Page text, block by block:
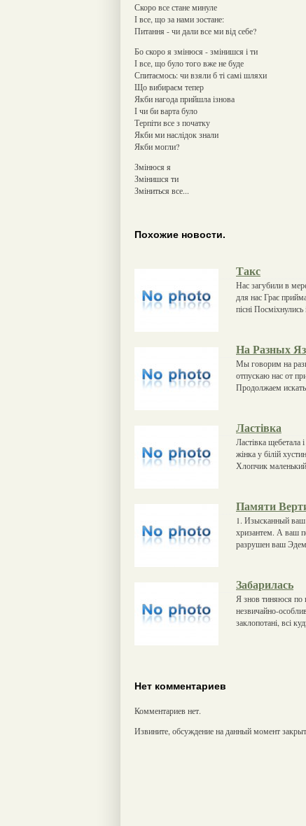
Скоро все стане минуле
І все, що за нами зостане:
Питання - чи дали все ми від себе?
Бо скоро я змінюся - змінишся і ти
І все, що було того вже не буде
Спитаємось: чи взяли б ті самі шляхи
Що вибираєм тепер
Якби нагода прийшла ізнова
І чи би варта було
Терпіти все з початку
Якби ми наслідок знали
Якби могли?
Змінюся я
Змінишся ти
Зміниться все...
Похожие новости.
Такс
Нас загубили в
для нас Грає
пісні Посміхнулись
На Разных
Мы говорим на
отпускаю нас от
Продолжаем
Ластівка
Ластівка щебетала
жінка у білій
Хлопчик
Памяти
1. Изысканный ваш
хризантем. А ваш
разрушен ваш
Забарилась
Я знов тиняюся по
незвичайно-
заклопотані, всі
Нет комментариев
Комментариев нет.
Извините, обсуждение на данный момент